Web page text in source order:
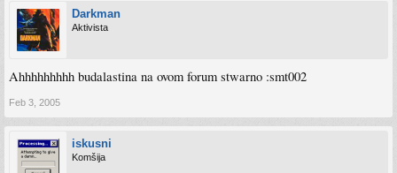
Darkman
Aktivista
Ahhhhhhhhh budalastina na ovom forum stwarno :smt002
Feb 3, 2005
iskusni
Komšija